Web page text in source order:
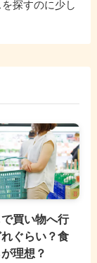
探すのに少し
買い物へ行
ぐらい？食
理想？